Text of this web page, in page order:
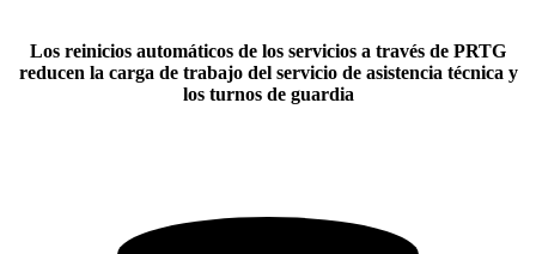
Los reinicios automáticos de los servicios a través de PRTG
reducen la carga de trabajo del servicio de asistencia técnica y
los turnos de guardia